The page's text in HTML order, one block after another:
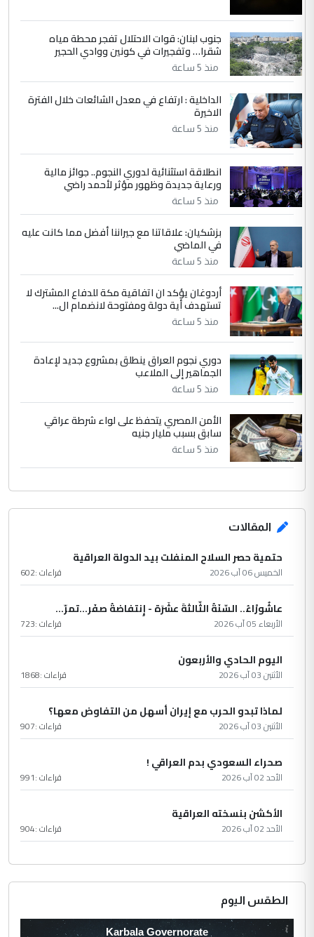
4 سردار
التعليق : واحد من عصابة علي ماما يسقط
جنسية الرافد الثالث للعراق ومن اصول عريقة
ابا فرات ...
الموضوع :
الجواهري يرد على صدام حسين سل
مضجعيك يابن الزنا (نص كامل)
5 سردار
التعليق : واحد من عصابة علي ماما يسقط
جنسية الرافد الثالث للعراق ومن اصول عريقة
الموضوع :
الجواهري يرد على صدام حسين سل
مضجعيك يابن الزنا (نص كامل)
جنوب لبنان: قوات الاحتلال تفجر محطة مياه
شقرا… وتفجيرات في كونين ووادي الحجير
منذ 5 ساعة
الداخلية : ارتفاع في معدل الشائعات خلال الفترة
الاخيرة
منذ 5 ساعة
انطلاقة استثنائية لدوري النجوم.. جوائز مالية
ورعاية جديدة وظهور مؤثر لأحمد راضي
منذ 5 ساعة
بزشكيان: علاقاتنا مع جيراننا أفضل مما كانت عليه
في الماضي
منذ 5 ساعة
أردوغان يؤكد ان اتفاقية مكة للدفاع المشترك لا
تستهدف أية دولة ومفتوحة لانضمام ال...
منذ 5 ساعة
دوري نجوم العراق ينطلق بمشروع جديد لإعادة
الجماهير إلى الملاعب
منذ 5 ساعة
الأمن المصري يتحفظ على لواء شرطة عراقي
سابق بسبب مليار جنيه
منذ 5 ساعة
المقالات
حتمية حصر السلاح المنفلت بيد الدولة العراقية
الخميس 06 آب 2026 قراءات :602
عاشُورْاءُ.. السّنَةُ الثّالثةَ عشَرَة - إِنتفاضةُ صفَر…تمرّ...
الأربعاء 05 آب 2026 قراءات :723
اليوم الحادي والأربعون
الأثنين 03 آب 2026 قراءات :1868
لماذا تبدو الحرب مع إيران أسهل من التفاوض معها؟
الأثنين 03 آب 2026 قراءات :907
صحراء السعودي بدم العراقي !
الأحد 02 آب 2026 قراءات :991
الأكشن بنسخته العراقية
الأحد 02 آب 2026 قراءات :904
الطقس اليوم
Karbala Governorate